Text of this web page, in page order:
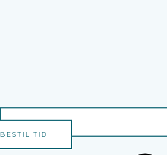
BESTIL TID